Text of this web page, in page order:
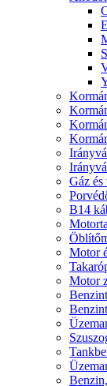
Gáz
B14
Motor
Motor